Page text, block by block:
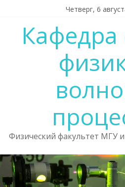
content
Четверг, 6
Физический факультет МГУ